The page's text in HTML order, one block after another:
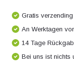
Gratis
An Werktagen
14 Tage
Bei uns ist nichts